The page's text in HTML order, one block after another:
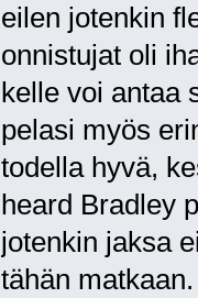
eilen jotenkin
onnistujat oli
kelle voi antaa
pelasi myös
todella hyvä,
heard Bradley
jotenkin jaksa
tähän